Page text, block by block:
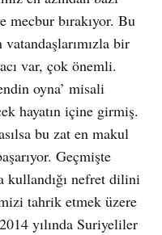
mecbur bırakıyor. Bu
bir
var, çok önemli.
oyna’ misali
hayatın içine girmiş.
bu zat en makul
Geçmişte
kullandığı nefret dilini
tahrik etmek üzere
yılında Suriyeliler